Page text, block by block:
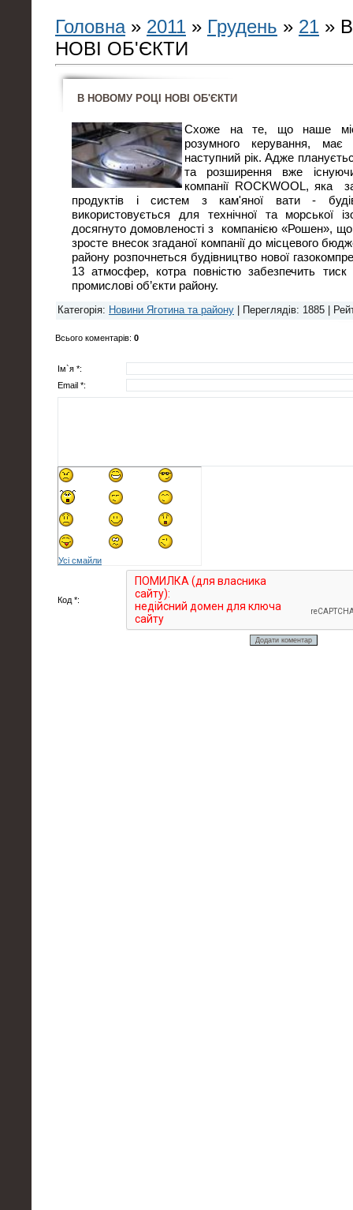
Головна» 2011 » Грудень » 21 »
НОВІ ОБ'ЄКТИ
В НОВОМУ РОЦІ НОВІ ОБ'ЄКТИ
Схоже на те, що наше
розумного керування, має
наступний рік. Адже
та розширення вже
компанії ROCKWOOL, яка
продуктів і систем з кам'яної вати -
використовується для технічної та морської
досягнуто домовленості з компанією «Рошен»,
зросте внесок згаданої компанії до місцевого
району розпочнеться будівництво нової
13 атмосфер, котра повністю забезпечить
промислові об’єкти району.
Категорія: Новини Яготина та району Переглядів: 1885 |
Всього коментарів: 0
Ім`я *:
Email *:
Усі смайли
Код *: